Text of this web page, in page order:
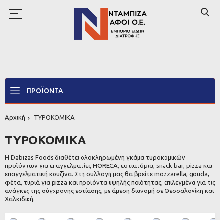
ΠΡΟΪΌΝΤΑ
Αρχική ΤΥΡΟΚΟΜΙΚΑ
ΤΥΡΟΚΟΜΙΚΑ
Η Dabizas Foods διαθέτει ολοκληρωμένη γκάμα τυροκομικών
προϊόντων για επαγγελματίες HORECA, εστιατόρια, snack bar, pizza και
επαγγελματική κουζίνα. Στη συλλογή μας θα βρείτε mozzarella, gouda,
φέτα, τυριά για pizza και προϊόντα υψηλής ποιότητας, επιλεγμένα για τις
ανάγκες της σύγχρονης εστίασης, με άμεση διανομή σε Θεσσαλονίκη και
Χαλκιδική.